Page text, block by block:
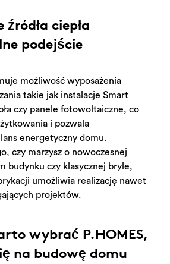
ciepła
podejście
możliwość wyposażenia
takie jak instalacje Smart
czy panele fotowoltaiczne, co
i pozwala
energetyczny domu.
czy marzysz o nowoczesnej
budynku czy klasycznej bryle,
umożliwia realizację nawet
projektów.
wybrać P.HOMES,
na budowę domu